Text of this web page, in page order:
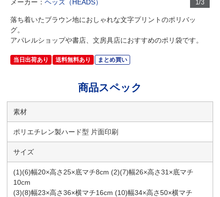
1/3
メーカー：ヘッズ（HEADS）
落ち着いたブラウン地におしゃれな文字プリントのポリバッ
グ。
アパレルショップや書店、文房具店におすすめのポリ袋です。
当日出荷あり 送料無料あり まとめ買い
商品スペック
素材
ポリエチレン製ハード型 片面印刷
サイズ
(1)(6)幅20×高さ25×底マチ8cm (2)(7)幅26×高さ31×底マチ
10cm
(3)(8)幅23×高さ36×横マチ16cm (10)幅34×高さ50×横マチ